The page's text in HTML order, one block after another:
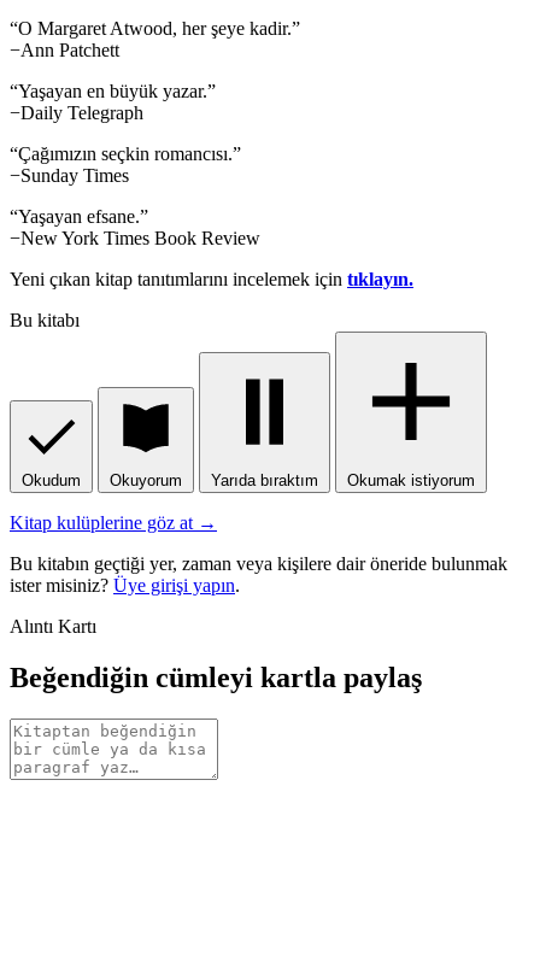
“O Margaret Atwood, her şeye kadir.”
−Ann Patchett
“Yaşayan en büyük yazar.”
−Daily Telegraph
“Çağımızın seçkin romancısı.”
−Sunday Times
“Yaşayan efsane.”
−New York Times Book Review
Yeni çıkan kitap tanıtımlarını incelemek için tıklayın.
Bu kitabı
Okudum Okuyorum Yarıda bıraktım Okumak istiyorum
Kitap kulüplerine göz at →
Bu kitabın geçtiği yer, zaman veya kişilere dair öneride bulunmak
ister misiniz? Üye girişi yapın.
Alıntı Kartı
Beğendiğin cümleyi kartla paylaş
Alıntı
metni